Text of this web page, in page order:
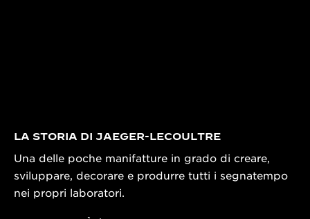
LA STORIA DI JAEGER-LECOULTRE
Una delle poche manifatture in grado di creare,
sviluppare, decorare e produrre tutti i segnatempo
nei propri laboratori.